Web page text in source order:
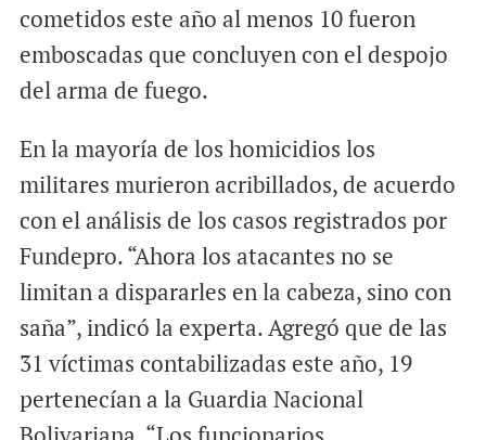
cometidos este año al menos 10 fueron
emboscadas que concluyen con el despojo
del arma de fuego.
En la mayoría de los homicidios los
militares murieron acribillados, de acuerdo
con el análisis de los casos registrados por
Fundepro. “Ahora los atacantes no se
limitan a dispararles en la cabeza, sino con
saña”, indicó la experta. Agregó que de las
31 víctimas contabilizadas este año, 19
pertenecían a la Guardia Nacional